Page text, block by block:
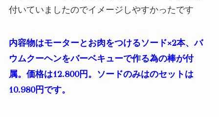
付いていましたのでイメージしやすかったです
内容物はモーターとお肉をつけるソード×2本、バ
ウムクーヘンをバーベキューで作る為の棒が付
属。価格は12.800円。ソードのみはのセットは
10.980円です。